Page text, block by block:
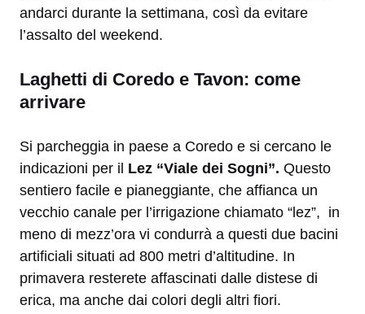
andarci durante la settimana, così da evitare
l’assalto del weekend.
Laghetti di Coredo e Tavon: come
arrivare
Si parcheggia in paese a Coredo e si cercano le
indicazioni per il Lez “Viale dei Sogni”. Questo
sentiero facile e pianeggiante, che affianca un
vecchio canale per l’irrigazione chiamato “lez”, in
meno di mezz’ora vi condurrà a questi due bacini
artificiali situati ad 800 metri d’altitudine. In
primavera resterete affascinati dalle distese di
erica, ma anche dai colori degli altri fiori.